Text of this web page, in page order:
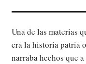
Una de las materias
era la historia patria
narraba hechos que